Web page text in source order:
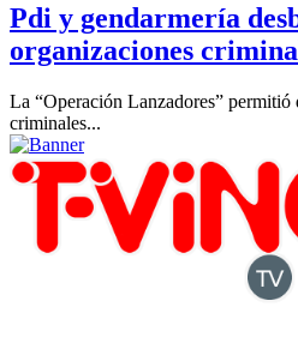
Pdi y gendarmería
organizaciones
La “Operación Lanzadores” permitió
criminales...